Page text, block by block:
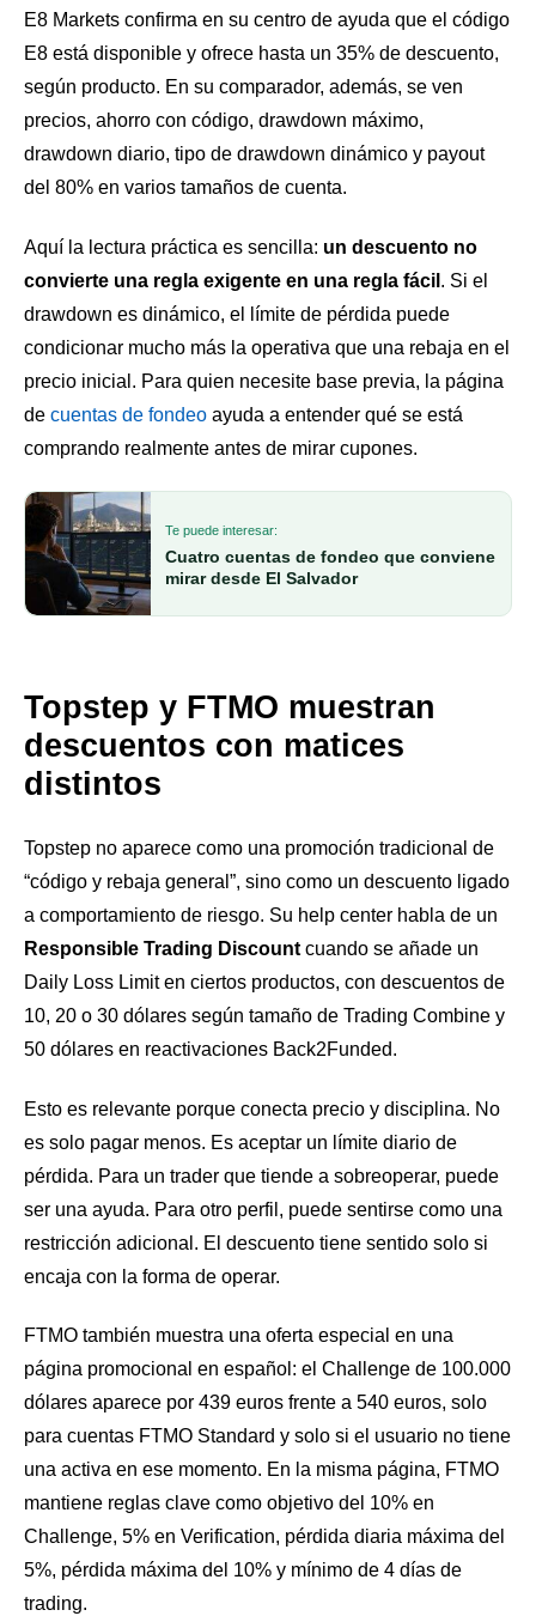
E8 Markets confirma en su centro de ayuda que el código
E8 está disponible y ofrece hasta un 35% de descuento,
según producto. En su comparador, además, se ven
precios, ahorro con código, drawdown máximo,
drawdown diario, tipo de drawdown dinámico y payout
del 80% en varios tamaños de cuenta.
Aquí la lectura práctica es sencilla: un descuento no
convierte una regla exigente en una regla fácil . Si el
drawdown es dinámico, el límite de pérdida puede
condicionar mucho más la operativa que una rebaja en el
precio inicial. Para quien necesite base previa, la página
de cuentas de fondeo ayuda a entender qué se está
comprando realmente antes de mirar cupones.
Te puede interesar:
Cuatro cuentas de fondeo que conviene
mirar desde El Salvador
Topstep y FTMO muestran
descuentos con matices
distintos
Topstep no aparece como una promoción tradicional de
“código y rebaja general”, sino como un descuento ligado
a comportamiento de riesgo. Su help center habla de un
Responsible Trading Discount cuando se añade un
Daily Loss Limit en ciertos productos, con descuentos de
10, 20 o 30 dólares según tamaño de Trading Combine y
50 dólares en reactivaciones Back2Funded.
Esto es relevante porque conecta precio y disciplina. No
es solo pagar menos. Es aceptar un límite diario de
pérdida. Para un trader que tiende a sobreoperar, puede
ser una ayuda. Para otro perfil, puede sentirse como una
restricción adicional. El descuento tiene sentido solo si
encaja con la forma de operar.
FTMO también muestra una oferta especial en una
página promocional en español: el Challenge de 100.000
dólares aparece por 439 euros frente a 540 euros, solo
para cuentas FTMO Standard y solo si el usuario no tiene
una activa en ese momento. En la misma página, FTMO
mantiene reglas clave como objetivo del 10% en
Challenge, 5% en Verification, pérdida diaria máxima del
5%, pérdida máxima del 10% y mínimo de 4 días de
trading.